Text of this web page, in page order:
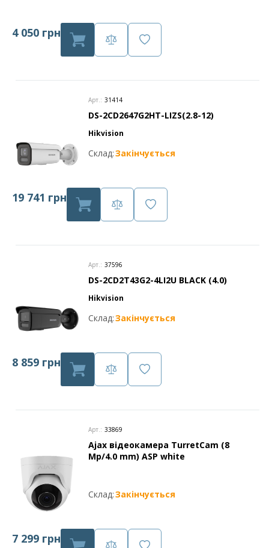
4 050 грн
Арт.: 31414
DS-2CD2647G2HT-LIZS(2.8-12)
Hikvision
Склад:Закінчується
19 741 грн
Арт.: 37596
DS-2CD2T43G2-4LI2U BLACK (4.0)
Hikvision
Склад:Закінчується
8 859 грн
Арт.: 33869
Ajax відеокамера TurretCam (8
Mp/4.0 mm) ASP white
Склад:Закінчується
7 299 грн